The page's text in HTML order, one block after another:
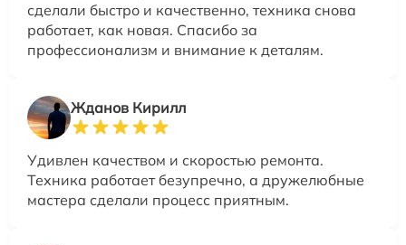
сделали быстро и качественно, техника снова
работает, как новая. Спасибо за
профессионализм и внимание к деталям.
Жданов Кирилл
Удивлен качеством и скоростью ремонта.
Техника работает безупречно, а дружелюбные
мастера сделали процесс приятным.